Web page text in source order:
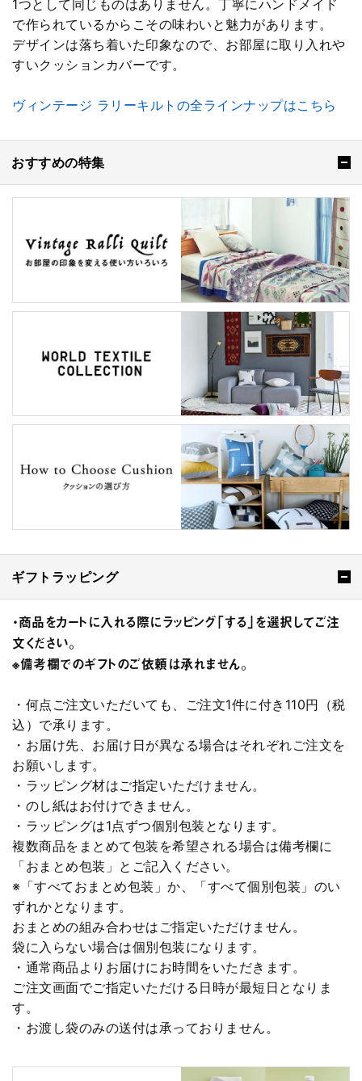
1つとして同じものはありません。丁寧にハンドメイド
で作られているからこその味わいと魅力があります。
デザインは落ち着いた印象なので、お部屋に取り入れや
すいクッションカバーです。
ヴィンテージ ラリーキルトの全ラインナップはこちら
おすすめの特集
ギフトラッピング
・商品をカートに入れる際にラッピング「する」を選択してご注
文ください。
※備考欄でのギフトのご依頼は承れません。
・何点ご注文いただいても、ご注文1件に付き110円（税
込）で承ります。
・お届け先、お届け日が異なる場合はそれぞれご注文を
お願いします。
・ラッピング材はご指定いただけません。
・のし紙はお付けできません。
・ラッピングは1点ずつ個別包装となります。
複数商品をまとめて包装を希望される場合は備考欄に
「おまとめ包装」とご記入ください。
※「すべておまとめ包装」か、「すべて個別包装」のい
ずれかとなります。
おまとめの組み合わせはご指定いただけません。
袋に入らない場合は個別包装になります。
・通常商品よりお届けにお時間をいただきます。
ご注文画面でご指定いただける日時が最短日となりま
す。
・お渡し袋のみの送付は承っておりません。